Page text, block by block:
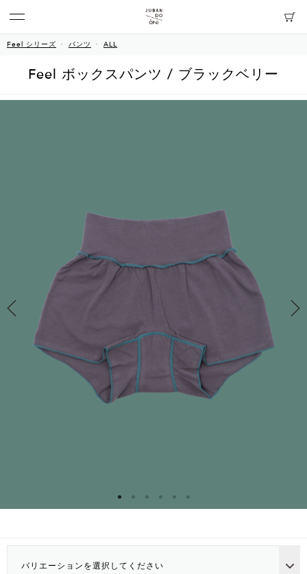
Feel シリーズ パンツ ALL
Feel ボックスパンツ / ブラックベリー
バリエーションを選択してください